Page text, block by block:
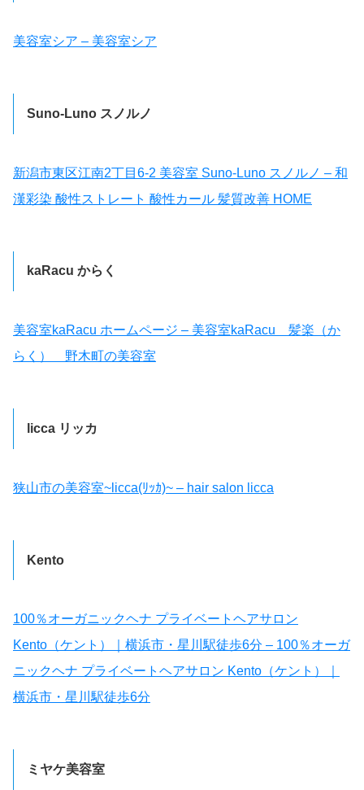
美容室シア – 美容室シア
Suno-Luno スノルノ
新潟市東区江南2丁目6-2 美容室 Suno-Luno スノルノ – 和
漢彩染 酸性ストレート 酸性カール 髪質改善 HOME
kaRacu からく
美容室kaRacu ホームページ – 美容室kaRacu 髪楽（か
らく） 野木町の美容室
licca リッカ
狭山市の美容室~licca(ﾘｯｶ)~ – hair salon licca
Kento
100％オーガニックヘナ プライベートヘアサロン
Kento（ケント）｜横浜市・星川駅徒歩6分 – 100％オーガ
ニックヘナ プライベートヘアサロン Kento（ケント）｜
横浜市・星川駅徒歩6分
ミヤケ美容室